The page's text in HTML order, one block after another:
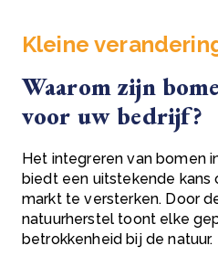
Kleine
Waarom zijn
voor uw bedrijf?
Het integreren van bomen
biedt een uitstekende kans
markt te versterken. Door
natuurherstel toont elke
betrokkenheid bij de natuur.